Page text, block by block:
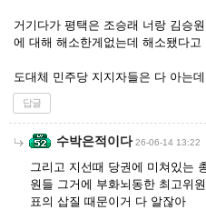
거기다가 평택은 조승래 너랑 김승
에 대해 해소한게없는데 해소됐다
도대체 민주당 지지자들은 다 아는
답글
수박은적이다 26-06-14 13:22
그리고 지선때 당권에 미쳐있는
원들 그거에 부화뇌동한 최고위
표의 삽질 때문이거 다 알잖아